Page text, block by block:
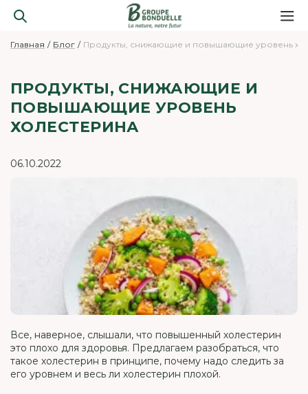
Главная Блог Продукты, снижающие и повышающие уровень
ПРОДУКТЫ, СНИЖАЮЩИЕ И
ПОВЫШАЮЩИЕ УРОВЕНЬ
ХОЛЕСТЕРИНА
06.10.2022
Все, наверное, слышали, что повышенный холестерин
это плохо для здоровья. Предлагаем разобраться, что
такое холестерин в принципе, почему надо следить за
его уровнем и весь ли холестерин плохой.